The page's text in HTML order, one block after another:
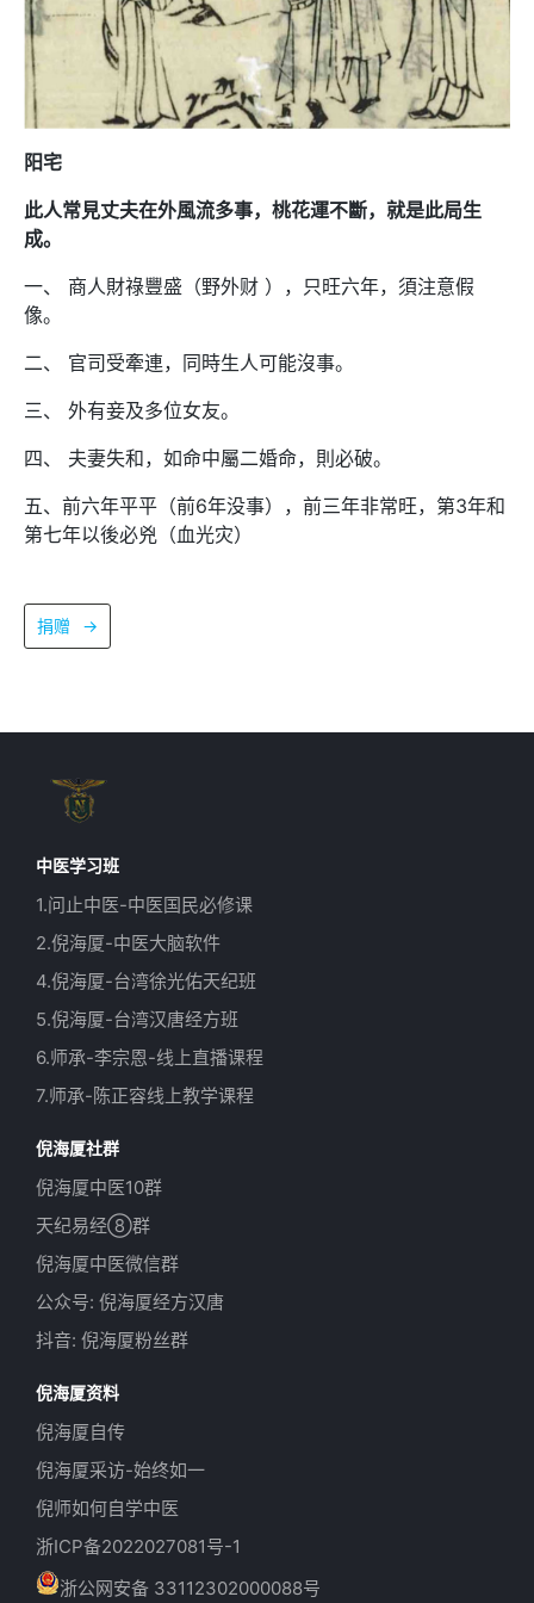
阳宅
此人常見丈夫在外風流多事，桃花運不斷，就是此局生
成。
一、 商人財祿豐盛（野外财 ），只旺六年，須注意假
像。
二、 官司受牽連，同時生人可能沒事。
三、 外有妾及多位女友。
四、 夫妻失和，如命中屬二婚命，則必破。
五、前六年平平（前6年没事），前三年非常旺，第3年和
第七年以後必兇（血光灾）
捐赠 →
中医学习班
1.问止中医-中医国民必修课
2.倪海厦-中医大脑软件
4.倪海厦-台湾徐光佑天纪班
5.倪海厦-台湾汉唐经方班
6.师承-李宗恩-线上直播课程
7.师承-陈正容线上教学课程
倪海厦社群
倪海厦中医10群
天纪易经⑧群
倪海厦中医微信群
公众号: 倪海厦经方汉唐
抖音: 倪海厦粉丝群
倪海厦资料
倪海厦自传
倪海厦采访-始终如一
倪师如何自学中医
浙ICP备2022027081号-1
浙公网安备 33112302000088号